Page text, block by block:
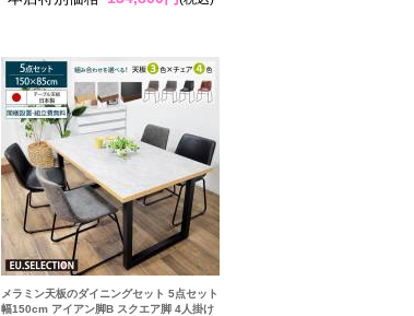
メラミン天板のダイニングセット 5点セット
幅150cm アイアン脚B スクエア脚 4人掛け